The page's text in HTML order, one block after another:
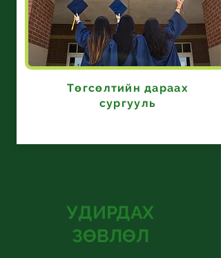
Төгсөлтийн дараах
сургууль
УДИРДАХ
ЗӨВЛӨЛ